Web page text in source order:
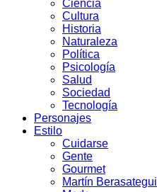
Ciencia
Cultura
Historia
Naturaleza
Política
Psicología
Salud
Sociedad
Tecnología
Personajes
Estilo
Cuidarse
Gente
Gourmet
Martín Berasategui